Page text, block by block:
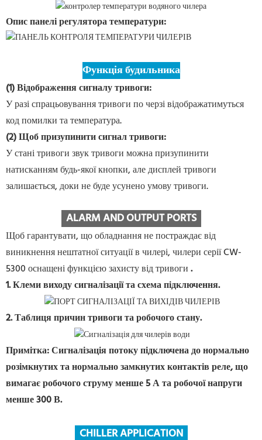
Опис панелі регулятора температури:
Функція будильника
(1) Відображення сигналу тривоги:
У разі спрацьовування тривоги по черзі відображатимуться
код помилки та температура.
(2) Щоб призупинити сигнал тривоги:
У стані тривоги звук тривоги можна призупинити
натисканням будь-якої кнопки, але дисплей тривоги
залишається, доки не буде усунено умову тривоги.
ALARM AND OUTPUT PORTS
Щоб гарантувати, що обладнання не постраждає від
виникнення нештатної ситуації в чилері, чилери серії CW-
5300 оснащені функцією захисту від тривоги.
1. Клеми виходу сигналізації та схема підключення.
2. Таблиця причин тривоги та робочого стану.
Примітка: Сигналізація потоку підключена до нормально
розімкнутих та нормально замкнутих контактів реле, що
вимагає робочого струму менше 5 А та робочої напруги
менше 300 В.
CHILLER APPLICATION